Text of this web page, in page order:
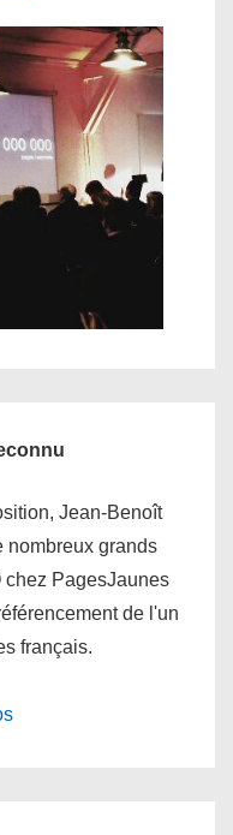
Jean-Benoît
nombreux grands
PagesJaunes
de l'un
français.